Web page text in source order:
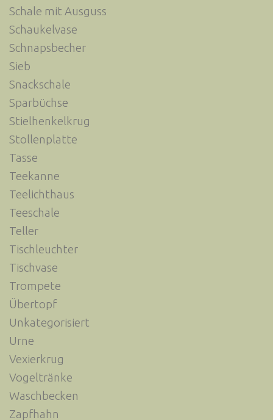
Schale mit Ausguss
Schaukelvase
Schnapsbecher
Sieb
Snackschale
Sparbüchse
Stielhenkelkrug
Stollenplatte
Tasse
Teekanne
Teelichthaus
Teeschale
Teller
Tischleuchter
Tischvase
Trompete
Übertopf
Unkategorisiert
Urne
Vexierkrug
Vogeltränke
Waschbecken
Zapfhahn